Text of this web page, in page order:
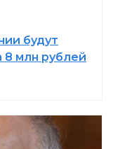
будут
8 млн рублей